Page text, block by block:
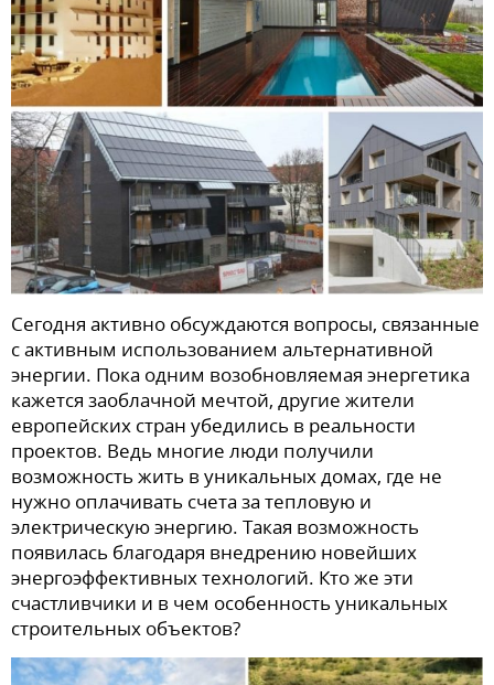
Сегодня активно обсуждаются вопросы, связанные
с активным использованием альтернативной
энергии. Пока одним возобновляемая энергетика
кажется заоблачной мечтой, другие жители
европейских стран убедились в реальности
проектов. Ведь многие люди получили
возможность жить в уникальных домах, где не
нужно оплачивать счета за тепловую и
электрическую энергию. Такая возможность
появилась благодаря внедрению новейших
энергоэффективных технологий. Кто же эти
счастливчики и в чем особенность уникальных
строительных объектов?